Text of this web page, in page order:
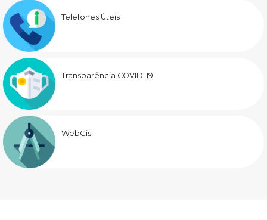
Telefones Úteis
Transparência COVID-19
WebGis